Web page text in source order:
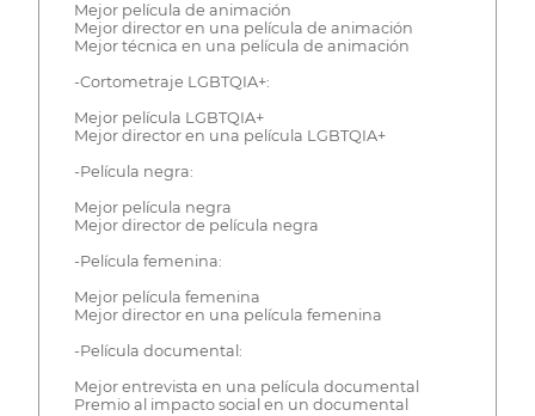
Mejor película de animación
Mejor director en una película de animación
Mejor técnica en una película de animación
-Cortometraje LGBTQIA+:
Mejor película LGBTQIA+
Mejor director en una película LGBTQIA+
-Película negra:
Mejor película negra
Mejor director de película negra
-Película femenina:
Mejor película femenina
Mejor director en una película femenina
-Película documental:
Mejor entrevista en una película documental
Premio al impacto social en un documental